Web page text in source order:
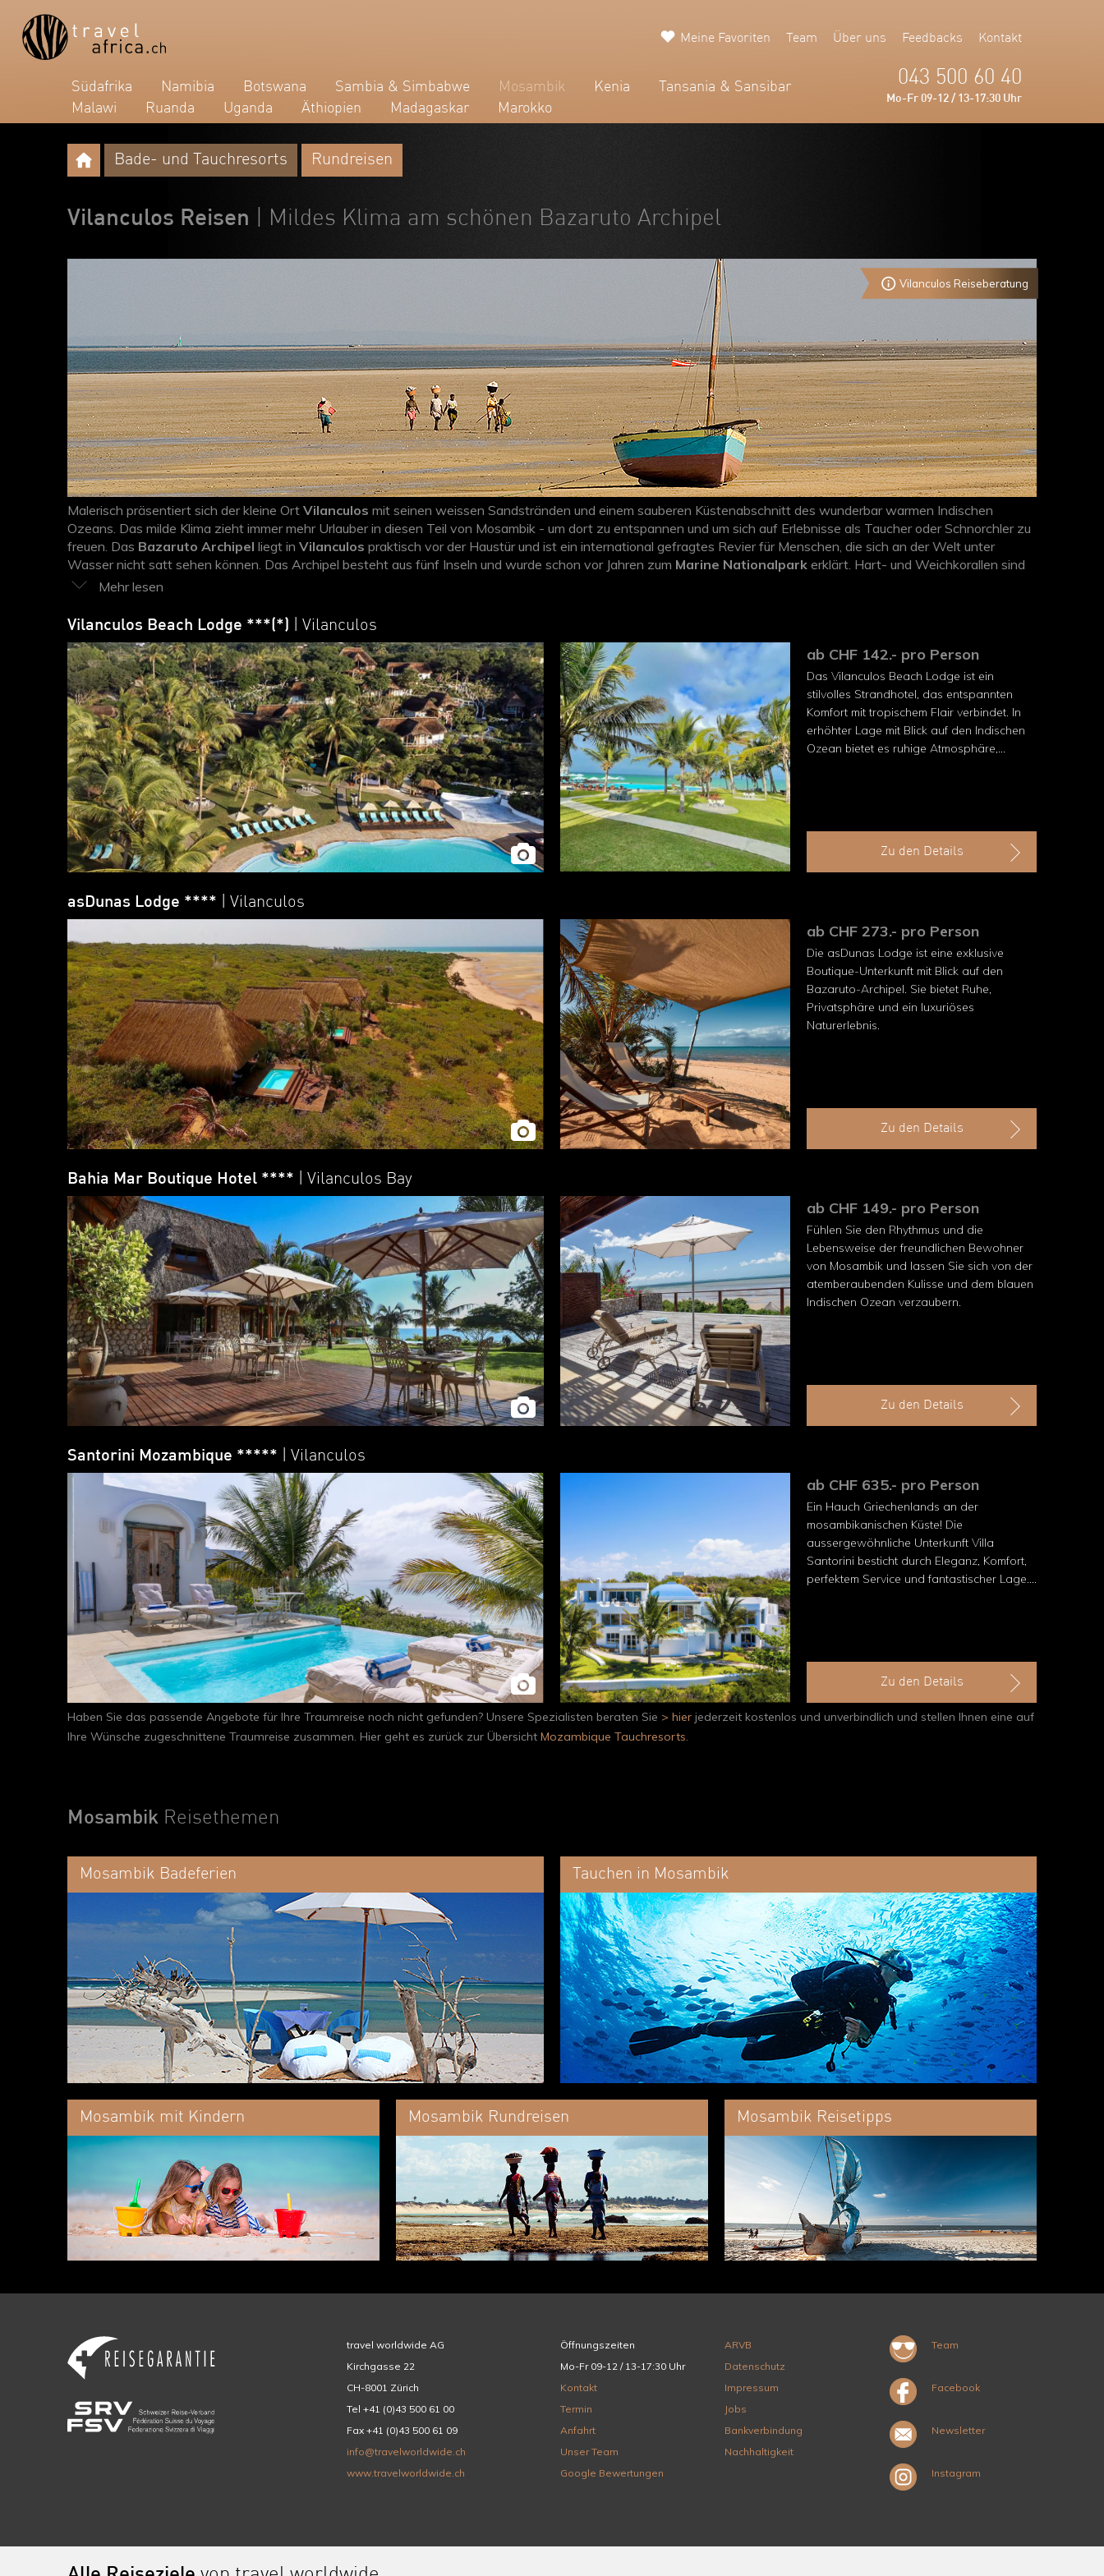
Südafrika Namibia Botswana Sambia & Simbabwe Mosambik Kenia
Tansania & Sansibar
Malawi
Ruanda Uganda Äthiopien Madagaskar Marokko
Meine Favoriten Team Über uns Feedbacks Kontakt
043 500 60 40
Mo-Fr 09-12 / 13-17:30 Uhr
Bade- und Tauchresorts Rundreisen
Vilanculos Reisen | Mildes Klima am schönen Bazaruto Archipel
Vilanculos Reiseberatung
Malerisch präsentiert sich der kleine Ort Vilanculos mit seinen weissen Sandstränden und einem sauberen Küstenabschnitt des wunderbar warmen Indischen
Ozeans. Das milde Klima zieht immer mehr Urlauber in diesen Teil von Mosambik - um dort zu entspannen und um sich auf Erlebnisse als Taucher oder Schnorchler zu
freuen. Das Bazaruto Archipel liegt in Vilanculos praktisch vor der Haustür und ist ein international gefragtes Revier für Menschen, die sich an der Welt unter
Wasser nicht satt sehen können. Das Archipel besteht aus fünf Inseln und wurde schon vor Jahren zum Marine Nationalpark erklärt. Hart- und Weichkorallen sind
dort in ihrer ursprünglichen Form erhalten geblieben, und Taucher begegnen - mit ein wenig Glück - sogar den seltenen Dugongs, die nur im Indischen Ozean
Strand.
Vilanculos Beach Lodge ***(*) | Vilanculos
ab CHF 142.- pro Person
Das Vilanculos Beach Lodge ist ein
stilvolles Strandhotel, das entspannten
Komfort mit tropischem Flair verbindet. In
erhöhter Lage mit Blick auf den Indischen
Ozean bietet es ruhige Atmosphäre,
Zu den Details
asDunas Lodge **** | Vilanculos
ab CHF 273.- pro Person
Die asDunas Lodge ist eine exklusive
Boutique-Unterkunft mit Blick auf den
Bazaruto-Archipel. Sie bietet Ruhe,
Privatsphäre und ein luxuriöses
Naturerlebnis.
Zu den Details
Bahia Mar Boutique Hotel **** | Vilanculos Bay
ab CHF 149.- pro Person
Fühlen Sie den Rhythmus und die
Lebensweise der freundlichen Bewohner
von Mosambik und lassen Sie sich von der
atemberaubenden Kulisse und dem blauen
Indischen Ozean verzaubern.
Zu den Details
Santorini Mozambique ***** | Vilanculos
ab CHF 635.- pro Person
Ein Hauch Griechenlands an der
mosambikanischen Küste! Die
aussergewöhnliche Unterkunft Villa
Santorini besticht durch Eleganz, Komfort,
perfektem Service und fantastischer Lage.
Zu den Details
Haben Sie das passende Angebote für Ihre Traumreise noch nicht gefunden? Unsere Spezialisten beraten Sie > hier jederzeit kostenlos und unverbindlich und stellen Ihnen eine auf
Ihre Wünsche zugeschnittene Traumreise zusammen. Hier geht es zurück zur Übersicht Mozambique Tauchresorts.
Mosambik Reisethemen
Mosambik Badeferien Tauchen in Mosambik
Mosambik mit Kindern Mosambik Rundreisen Mosambik Reisetipps
travel worldwide AG
Kirchgasse 22
CH-8001 Zürich
Tel +41 (0)43 500 61 00
Fax +41 (0)43 500 61 09
info@travelworldwide.ch
www.travelworldwide.ch
Öffnungszeiten
Mo-Fr 09-12 / 13-17:30 Uhr
Kontakt
Termin
Anfahrt
Unser Team
Google Bewertungen
ARVB
Datenschutz
Impressum
Jobs
Bankverbindung
Nachhaltigkeit
Team
Facebook
Newsletter
Instagram